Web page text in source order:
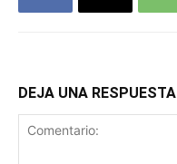
DEJA UNA RESPUESTA